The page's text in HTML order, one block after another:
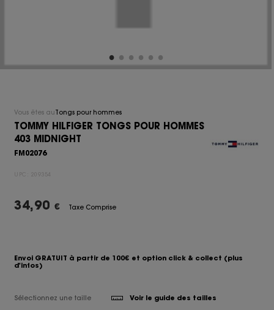
Vous êtes auTongs pour hommes
TOMMY HILFIGER TONGS POUR HOMMES
403 MIDNIGHT
FM02076
UPC: 209354
34,90 € Taxe Comprise
Envoi GRATUIT à partir de 100€ et option click & collect (plus
d'infos)
Sélectionnez une taille Voir le guide des tailles